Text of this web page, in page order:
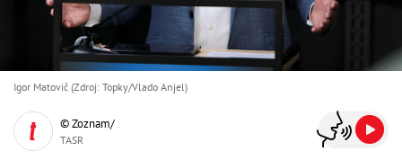
Igor Matovič (Zdroj: Topky/Vlado Anjel)
© Zoznam/
TASR